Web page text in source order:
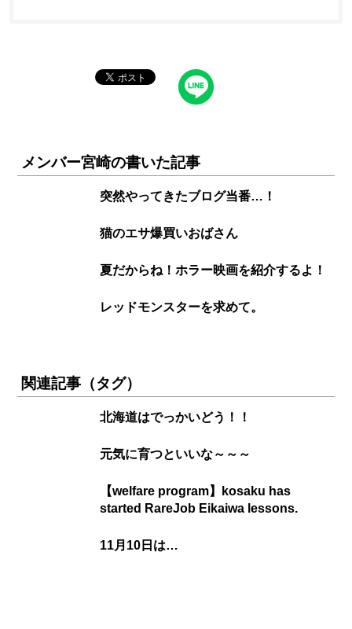
メンバー宮崎の書いた記事
突然やってきたブログ当番…！
猫のエサ爆買いおばさん
夏だからね！ホラー映画を紹介するよ！
レッドモンスターを求めて。
関連記事（タグ）
北海道はでっかいどう！！
元気に育つといいな～～～
【welfare program】kosaku has
started RareJob Eikaiwa lessons.
11月10日は…